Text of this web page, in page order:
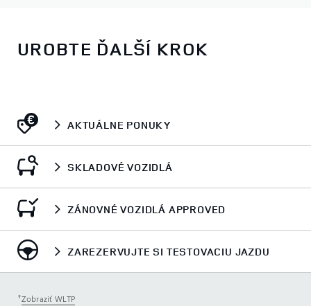
UROBTE ĎALŠÍ KROK
AKTUÁLNE PONUKY
SKLADOVÉ VOZIDLÁ
ZÁNOVNÉ VOZIDLÁ APPROVED
ZAREZERVUJTE SI TESTOVACIU JAZDU
✝Zobraziť WLTP